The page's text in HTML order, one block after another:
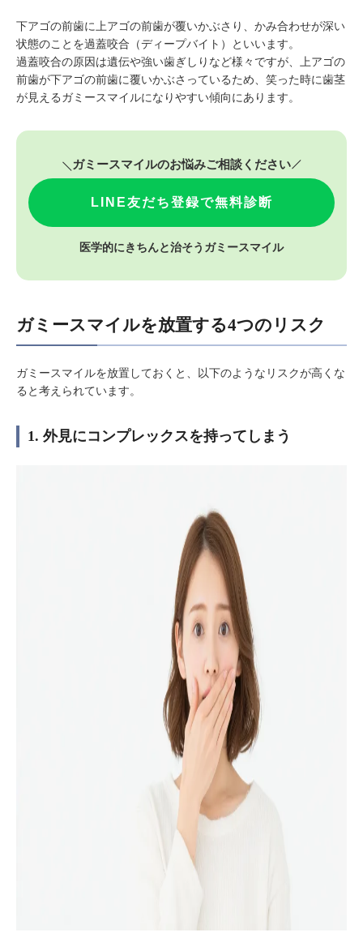
下アゴの前歯に上アゴの前歯が覆いかぶさり、かみ合わせが深い
状態のことを過蓋咬合（ディープバイト）といいます。
過蓋咬合の原因は遺伝や強い歯ぎしりなど様々ですが、上アゴの
前歯が下アゴの前歯に覆いかぶさっているため、笑った時に歯茎
が見えるガミースマイルになりやすい傾向にあります。
ガミースマイルのお悩みご相談ください
LINE友だち登録で無料診断
医学的にきちんと治そうガミースマイル
ガミースマイルを放置する4つのリスク
ガミースマイルを放置しておくと、以下のようなリスクが高くな
ると考えられています。
1. 外見にコンプレックスを持ってしまう